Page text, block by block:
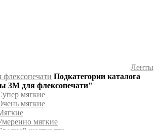
Ленты
Подкатегории каталога
3М для флексопечати"
мягкие
мягкие
мягкие